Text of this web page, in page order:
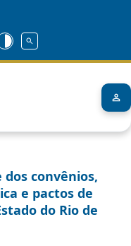
convênios,
e pactos de
do Rio de